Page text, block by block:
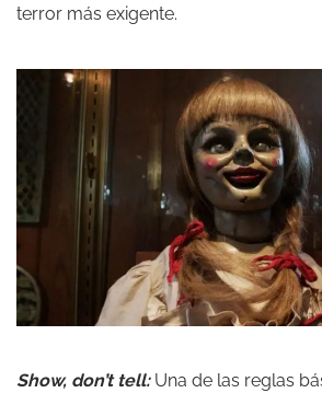
terror más exigente.
Show, don’t tell: Una de las reglas